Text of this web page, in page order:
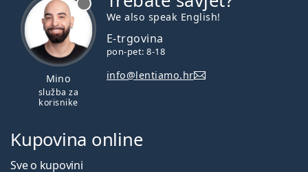
Mino
služba za
korisnike
We also speak English!
E-trgovina
pon-pet: 8-18
info@lentiamo.hr
Kupovina online
Sve o kupovini